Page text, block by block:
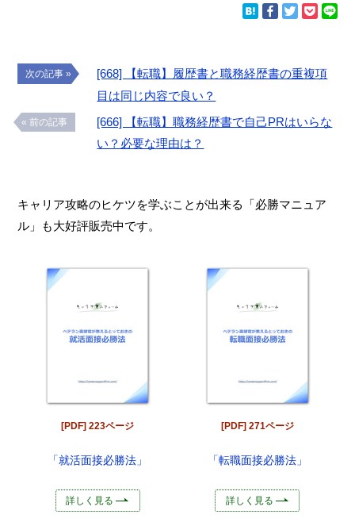
次の記事 »
[668] 【転職】履歴書と職務経歴書の重複項
目は同じ内容で良い？
« 前の記事
[666] 【転職】職務経歴書で自己PRはいらな
い？必要な理由は？
キャリア攻略のヒケツを学ぶことが出来る「必勝マニュア
ル」も大好評販売中です。
[PDF] 223ページ
「就活面接必勝法」
詳しく見る
[PDF] 271ページ
「転職面接必勝法」
詳しく見る